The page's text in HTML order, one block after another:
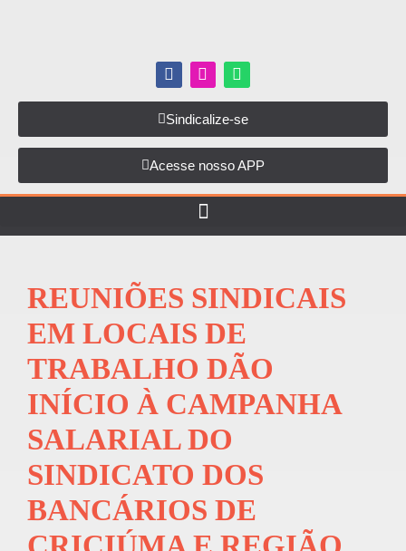
Sindicalize-se
Acesse nosso APP
REUNIÕES SINDICAIS
EM LOCAIS DE
TRABALHO DÃO
INÍCIO À CAMPANHA
SALARIAL DO
SINDICATO DOS
BANCÁRIOS DE